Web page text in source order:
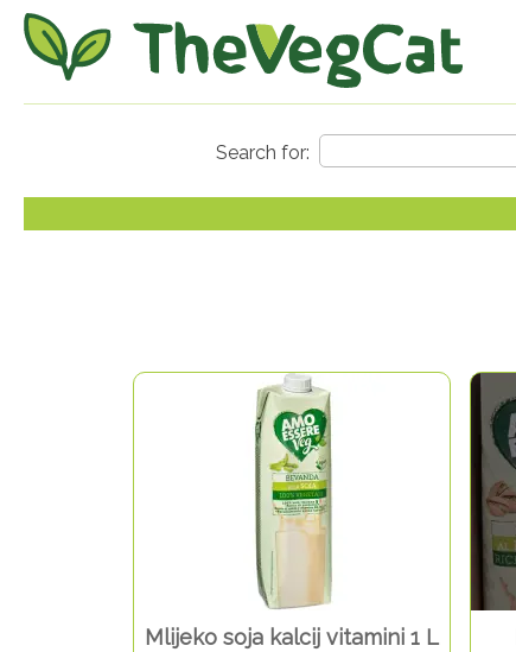
Mlijeko soja kalcij vitamini 1 L